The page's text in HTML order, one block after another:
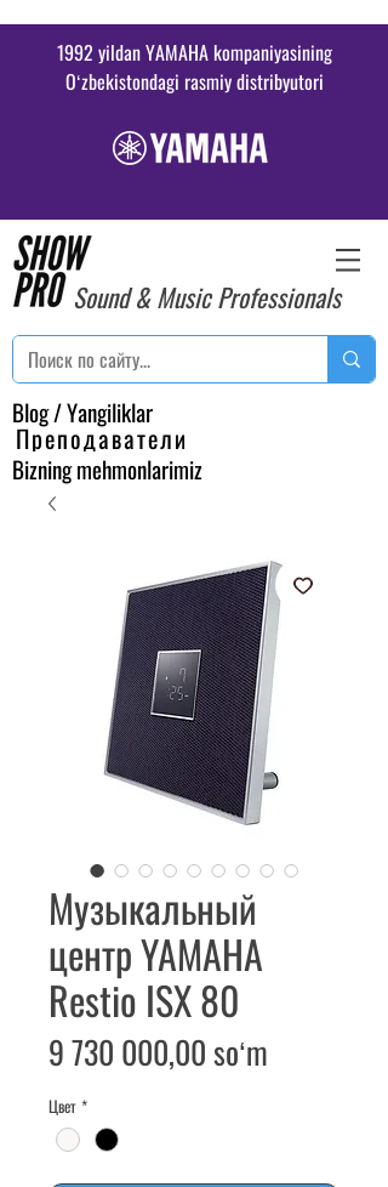
1992 yildan YAMAHA kompaniyasining
Oʻzbekistondagi rasmiy distribyutori
Sound & Music Professionals
Blog / Yangiliklar
Преподаватели
Bizning mehmonlarimiz
Музыкальный
центр YAMAHA
Restio ISX 80
9 730 000,00 soʻm
Цвет *